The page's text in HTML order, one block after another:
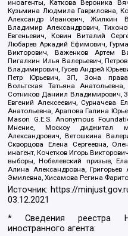
иноагенты, Каткова Вероника
Кузьмина Людмила Гавриловна,
Александр Иванович, Жилкин
Владимир Александрович,
Евгеньевич, Ковин Виталий
Любарев Аркадий Ефимович,
Викторович, Важенков Артем
Пигалкин Илья Валерьевич,
Владимирович, Гусев Андрей
Петр Юрьевич, ЗП, Зона
Вольтская Татьяна
Сотников Даниил Владимирович,
Евгений Алексеевич, Сурначева
Анатольевна, Арапова Галина
Mason G.E.S. Anonymous
Мнение, Москоу диджитал
Александрович, Ветошкина
Скворцова Елена Сергеевна,
инагент, Кочетков Игорь
выборы, Нобелевский призыв,
Алина Александровна,
Эмилевна, Хисамова Регина
Источник: https://
03.12.2021
* Сведения реестра
иностранного агента: